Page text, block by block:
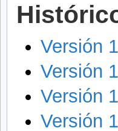
Versión
Versión
Versión
Versión